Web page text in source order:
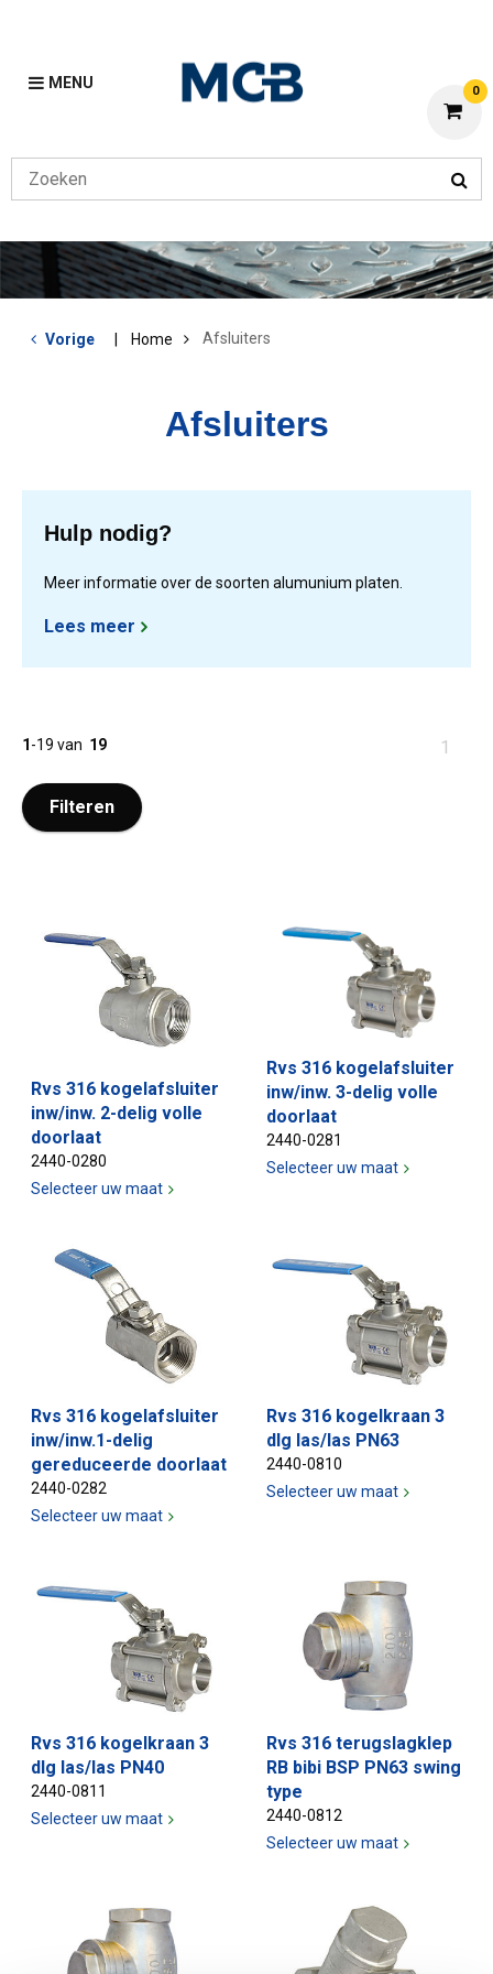
MENU 0
Vorige Home Afsluiters
Afsluiters
Hulp nodig?
Meer informatie over de soorten alumunium platen.
Lees meer
1-19 van 19
U1
Filteren
Rvs 316 kogelafsluiter
inw/inw. 2-delig volle
doorlaat
2440-0280
Selecteer uw maat
Rvs 316 kogelafsluiter
inw/inw. 3-delig volle
doorlaat
2440-0281
Selecteer uw maat
Rvs 316 kogelafsluiter
inw/inw.1-delig
gereduceerde doorlaat
2440-0282
Selecteer uw maat
Rvs 316 kogelkraan 3
dlg las/las PN63
2440-0810
Selecteer uw maat
Rvs 316 kogelkraan 3
dlg las/las PN40
2440-0811
Selecteer uw maat
Rvs 316 terugslagklep
RB bibi BSP PN63 swing
type
2440-0812
Selecteer uw maat